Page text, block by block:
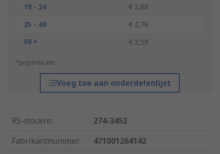
10 - 24
€ 2,88
25 - 49
€ 2,76
50 +
€ 2,59
*prijsindicatie
Voeg toe aan onderdelenlijst
RS-stocknr.:
274-3452
Fabrikantnummer:
471001264142